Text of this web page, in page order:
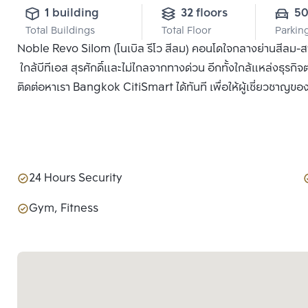
1 building
Total Buildings
32 floors
Total Floor
50
Noble Revo Silom (โนเบิล รีโว สีลม) คอนโดใจกลางย่านสีล
ใกล้บีทีเอส สุรศักดิ์และไม่ไกลจากทางด่วน อีกทั้งใกล้แหล่งธุรกิ
ติดต่อหาเรา Bangkok CitiSmart ได้ทันที เพื่อให้ผู้เชี่ยวชาญของ
24 Hours Security
Gym, Fitness